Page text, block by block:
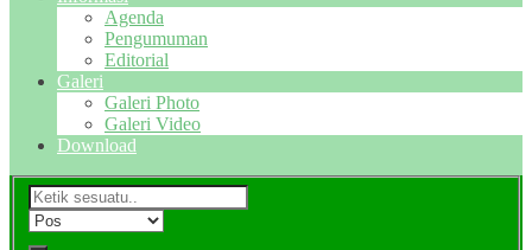
Agenda
Pengumuman
Editorial
Galeri
Galeri Photo
Galeri Video
Download